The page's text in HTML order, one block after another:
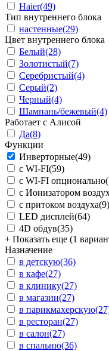
Haier(49)
Тип внутреннего блока
настенные(29)
Цвет внутреннего блока
Белый(28)
Золотистый(7)
Серебристый(4)
Серый(2)
Черный(4)
Шампань/бежевый(4)
Работает с Алисой
Да(8)
Функции
Инверторные(49)
с WI-FI(59)
с WI-FI опционально
с Ионизатором
с притоком воздуха(9)
LED дисплей(64)
4D обдув(35)
+ Показать еще (1
Назначение
в детскую(36)
в кафе(27)
в клинику(27)
в магазин(27)
в парикмахерскую
в ресторан(27)
в салон(27)
в спальню(36)